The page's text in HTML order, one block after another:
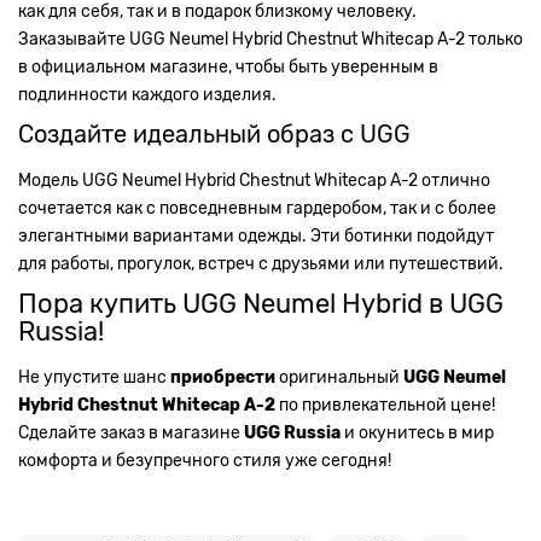
как для себя, так и в подарок близкому человеку.
Заказывайте UGG Neumel Hybrid Chestnut Whitecap А-2 только
в официальном магазине, чтобы быть уверенным в
подлинности каждого изделия.
Создайте идеальный образ с UGG
Модель UGG Neumel Hybrid Chestnut Whitecap А-2 отлично
сочетается как с повседневным гардеробом, так и с более
элегантными вариантами одежды. Эти ботинки подойдут
для работы, прогулок, встреч с друзьями или путешествий.
Пора купить UGG Neumel Hybrid в UGG
Russia!
Не упустите шанс приобрестиоригинальный UGG Neumel
Hybrid Chestnut Whitecap А-2 по привлекательной цене!
Сделайте заказ в магазинеUGG Russia и окунитесь в мир
комфорта и безупречного стиля уже сегодня!